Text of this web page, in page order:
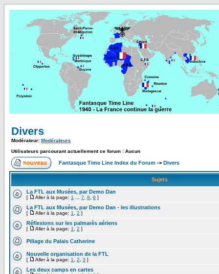
Divers
Modérateur: Modérateurs
Utilisateurs parcourant actuellement ce forum : Aucun
Fantasque Time Line Index du Forum -> Divers
Sujets
La FTL aux Musées, par Demo Dan
[ Aller à la page: 1 7 8 9 ]
La FTL aux Musées, par Demo Dan - les illustrations
[ Aller à la page: 1 2 ]
Réflexions sur les palmarès aériens
[ Aller à la page: 1 2 ]
Pillage du Palais Catherine
Nouvelle organisation de la FTL
[ Aller à la page: 1 2 3 ]
Les deux camps en cartes